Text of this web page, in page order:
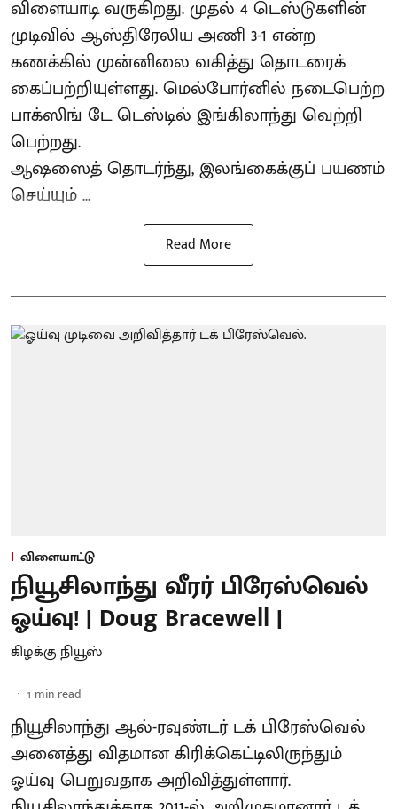
விளையாடி வருகிறது. முதல் 4 டெஸ்டுகளின்
முடிவில் ஆஸ்திரேலிய அணி 3-1 என்ற
கணக்கில் முன்னிலை வகித்து தொடரைக்
கைப்பற்றியுள்ளது. மெல்போர்னில் நடைபெற்ற
பாக்ஸிங் டே டெஸ்டில் இங்கிலாந்து வெற்றி
பெற்றது.
ஆஷஸைத் தொடர்ந்து, இலங்கைக்குப் பயணம்
செய்யும் ...
Read More
விளையாட்டு
நியூசிலாந்து வீரர் பிரேஸ்வெல்
ஓய்வு! | Doug Bracewell |
கிழக்கு நியூஸ்
1 min read
நியூசிலாந்து ஆல்-ரவுண்டர் டக் பிரேஸ்வெல்
அனைத்து விதமான கிரிக்கெட்டிலிருந்தும்
ஓய்வு பெறுவதாக அறிவித்துள்ளார்.